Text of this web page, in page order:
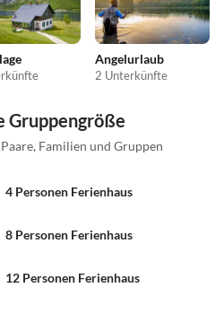
Angelurlaub
2 Unterkünfte
Gruppengröße
Familien und Gruppen
4 Personen Ferienhaus
8 Personen Ferienhaus
12 Personen Ferienhaus